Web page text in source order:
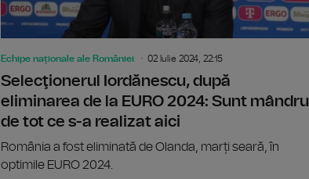
Echipe naționale ale României 02 Iulie 2024, 22:15
Selecţionerul Iordănescu, după
eliminarea de la EURO 2024: Sunt mândru
de tot ce s-a realizat aici
România a fost eliminată de Olanda, marți seară, în
optimile EURO 2024.